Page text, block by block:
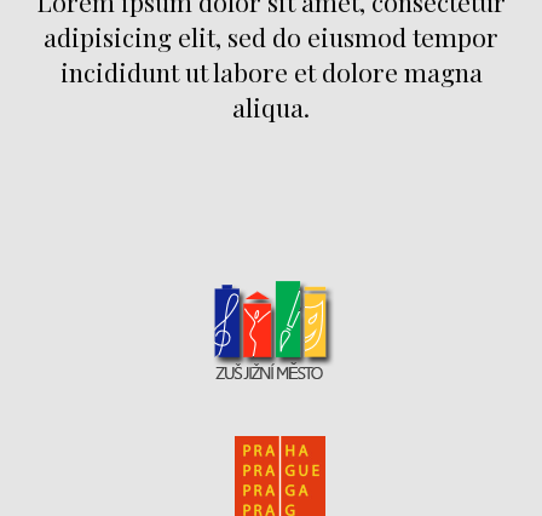
adipisicing elit, sed do eiusmod tempor
incididunt ut labore et dolore magna
aliqua.